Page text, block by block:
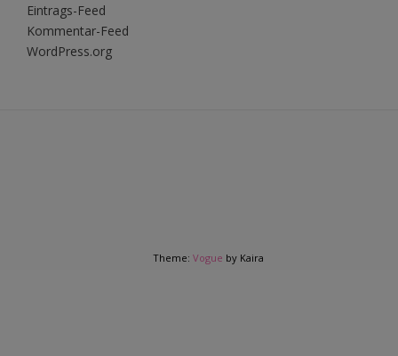
Eintrags-Feed
Kommentar-Feed
WordPress.org
Theme: Vogue by Kaira